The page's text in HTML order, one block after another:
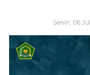
Senin, 06